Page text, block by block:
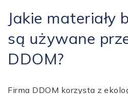
Jakie materiały
są używane
DDOM?
Firma DDOM korzysta z